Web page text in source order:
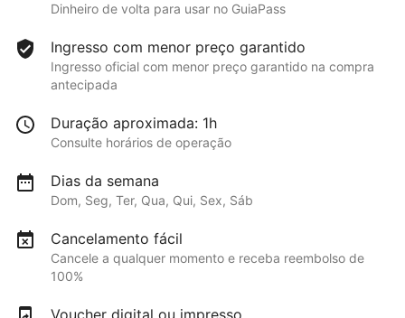
Dinheiro de volta para usar no GuiaPass
Ingresso com menor preço garantido
Ingresso oficial com menor preço garantido na compra
antecipada
Duração aproximada: 1h
Consulte horários de operação
Dias da semana
Dom, Seg, Ter, Qua, Qui, Sex, Sáb
Cancelamento fácil
Cancele a qualquer momento e receba reembolso de
100%